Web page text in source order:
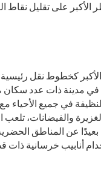
الأكبر على تقليل
كخطوط نقل
ذات عدد سكان
في جميع الأحياء
والفيضانات، تلعب
عن المناطق
أنابيب خرسانية